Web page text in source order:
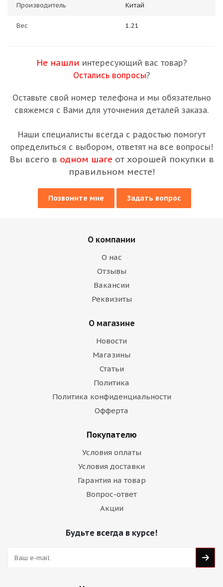
Производитель Китай
Вес 1.21
Не нашли интересующий вас товар?
Остались вопросы?
Оставьте свой номер телефона и мы обязательно
свяжемся с Вами для уточнения деталей заказа.
Наши специалисты всегда с радостью помогут
определиться с выбором, ответят на все вопросы!
Вы всего в одном шаге от хорошей покупки в
правильном месте!
Позвоните мне Задать вопрос
О компании
О нас
Отзывы
Вакансии
Реквизиты
О магазине
Новости
Магазины
Статьи
Политика
Политика конфиденциальности
Офферта
Покупателю
Условия оплаты
Условия доставки
Гарантия на товар
Вопрос-ответ
Акции
Будьте всегда в курсе!